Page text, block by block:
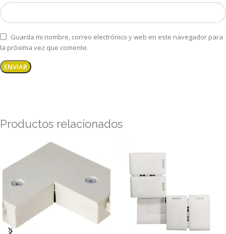
Guarda mi nombre, correo electrónico y web en este navegador para
la próxima vez que comente.
Productos relacionados